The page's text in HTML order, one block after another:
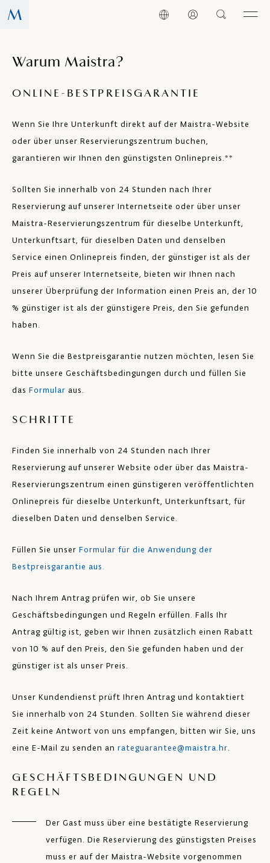
Warum Maistra?
ONLINE-BESTPREISGARANTIE
Wenn Sie Ihre Unterkunft direkt auf der Maistra-Website
oder über unser Reservierungszentrum buchen,
garantieren wir Ihnen den günstigsten Onlinepreis.**
Sollten Sie innerhalb von 24 Stunden nach Ihrer
Reservierung auf unserer Internetseite oder über unser
Maistra-Reservierungszentrum für dieselbe Unterkunft,
Unterkunftsart, für dieselben Daten und denselben
Service einen Onlinepreis finden, der günstiger ist als der
Preis auf unserer Internetseite, bieten wir Ihnen nach
unserer Überprüfung der Information einen Preis an, der 10
% günstiger ist als der günstigere Preis, den Sie gefunden
haben.
Wenn Sie die Bestpreisgarantie nutzen möchten, lesen Sie
bitte unsere Geschäftsbedingungen durch und füllen Sie
das Formular aus.
SCHRITTE
Finden Sie innerhalb von 24 Stunden nach Ihrer
Reservierung auf unserer Website oder über das Maistra-
Reservierungszentrum einen günstigeren veröffentlichten
Onlinepreis für dieselbe Unterkunft, Unterkunftsart, für
dieselben Daten und denselben Service.
Füllen Sie unser Formular für die Anwendung der
Bestpreisgarantie aus.
Nach Ihrem Antrag prüfen wir, ob Sie unsere
Geschäftsbedingungen und Regeln erfüllen. Falls Ihr
Antrag gültig ist, geben wir Ihnen zusätzlich einen Rabatt
von 10 % auf den Preis, den Sie gefunden haben und der
günstiger ist als unser Preis.
Unser Kundendienst prüft Ihren Antrag und kontaktiert
Sie innerhalb von 24 Stunden. Sollten Sie während dieser
Zeit keine Antwort von uns empfangen, bitten wir Sie, uns
eine E-Mail zu senden an rateguarantee@maistra.hr.
GESCHÄFTSBEDINGUNGEN UND
REGELN
Der Gast muss über eine bestätigte Reservierung
verfügen. Die Reservierung des günstigsten Preises
muss er auf der Maistra-Website vorgenommen